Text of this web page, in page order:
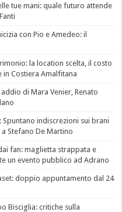
tue mani: quale futuro attende
con Pio e Amedeo: il
la location scelta, il costo
in Costiera Amalfitana
di Mara Venier, Renato
Spuntano indiscrezioni sui brani
Stefano De Martino
fan: maglietta strappata e
un evento pubblico ad Adrano
doppio appuntamento dal 24
Bisciglia: critiche sulla